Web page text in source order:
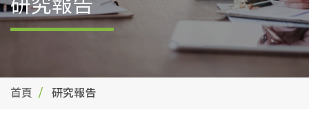
首頁 研究報告